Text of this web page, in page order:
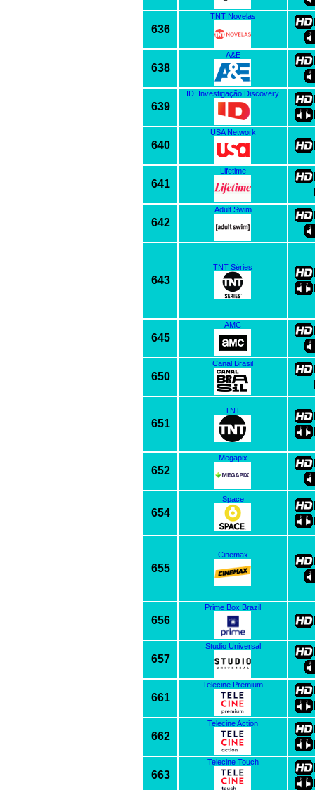
636
TNT Novelas
638
A&E
639
ID: Investigação Discovery
640
USA Network
641
Lifetime
642
Adult Swim
643
TNT Séries
645
AMC
650
Canal Brasil
651
TNT
652
Megapix
654
Space
655
Cinemax
656
Prime Box Brazil
657
Studio Universal
661
Telecine Premium
662
Telecine Action
663
Telecine Touch